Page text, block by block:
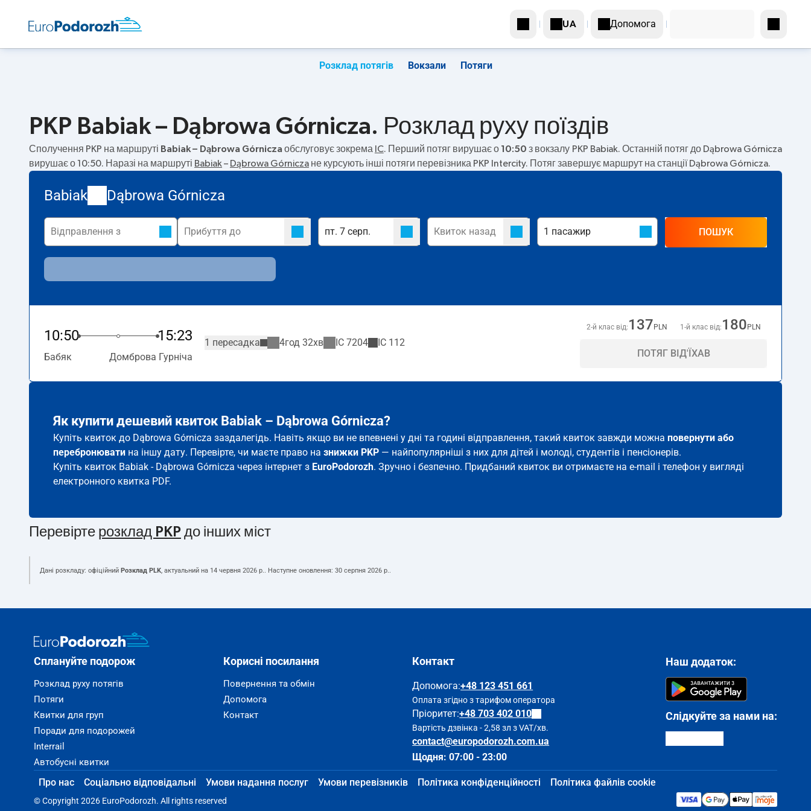
UA Допомога
Розклад потягів Вокзали Потяги
PKP Babiak – Dąbrowa Górnicza. Розклад руху поїздів
Сполучення PKP на маршруті Babiak – Dąbrowa Górnicza обслуговує зокрема IC. Перший потяг вирушає о 10:50 з вокзалу PKP Babiak. Останній потяг до Dąbrowa Górnicza
вирушає о 10:50. Наразі на маршруті Babiak – Dąbrowa Górnicza не курсують інші потяги перевізника PKP Intercity. Потяг завершує маршрут на станції Dąbrowa Górnicza.
Babiak Dąbrowa Górnicza
ПОШУК
10:50 15:23
Бабяк Домброва Гурніча
1 пересадка 4год 32хв IC 7204 IC 112
2-й клас від: 137 PLN 1-й клас від: 180 PLN
ПОТЯГ ВІД'ЇХАВ
Як купити дешевий квиток Babiak – Dąbrowa Górnicza?
Купіть квиток до Dąbrowa Górnicza заздалегідь. Навіть якщо ви не впевнені у дні та годині відправлення, такий квиток завжди можна повернути або
перебронювати на іншу дату. Перевірте, чи маєте право на знижки PKP — найпопулярніші з них для дітей і молоді, студентів і пенсіонерів.
Купіть квиток Babiak - Dąbrowa Górnicza через інтернет з EuroPodorozh. Зручно і безпечно. Придбаний квиток ви отримаєте на e-mail і телефон у вигляді
електронного квитка PDF.
Перевірте розклад PKP до інших міст
Дані розкладу: офіційний Розклад PLK, актуальний на 14 червня 2026 р.. Наступне оновлення: 30 серпня 2026 р..
Сплануйте подорож
Розклад руху потягів
Потяги
Квитки для груп
Поради для подорожей
Interrail
Автобусні квитки
Корисні посилання
Повернення та обмін
Допомога
Контакт
Контакт
Допомога:+48 123 451 661
Оплата згідно з тарифом оператора
Пріоритет:+48 703 402 010
Вартість дзвінка - 2,58 зл з VAT/хв.
contact@europodorozh.com.ua
Щодня: 07:00 - 23:00
Наш додаток:
Слідкуйте за нами на:
Про нас Соціально відповідальні Умови надання послуг Умови перевізників Політика конфіденційності Політика файлів cookie
© Copyright 2026 EuroPodorozh. All rights reserved